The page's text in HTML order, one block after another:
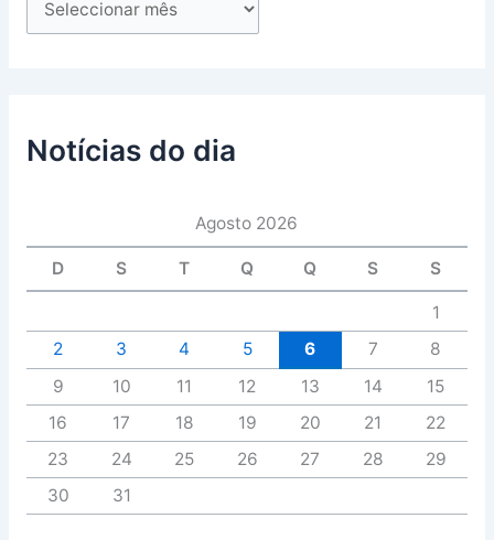
Notícias do dia
Agosto 2026
D S T Q Q S S
1
2
3 4 5 6 7
8
9
10 11 12 13 14
15
16
17 18 19 20 21
22
23
24 25 26 27 28
29
30
31